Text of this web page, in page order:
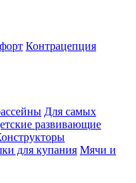
Контрацепция
Для самых
развивающие
для купания Мячи и